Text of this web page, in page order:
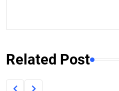
Related Post